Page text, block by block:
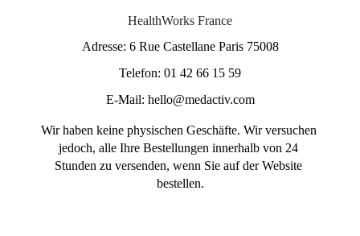
HealthWorks France
Adresse: 6 Rue Castellane Paris 75008
Telefon: 01 42 66 15 59
E-Mail: hello@medactiv.com
Wir haben keine physischen Geschäfte. Wir versuchen
jedoch, alle Ihre Bestellungen innerhalb von 24
Stunden zu versenden, wenn Sie auf der Website
bestellen.